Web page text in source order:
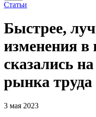
Статьи
Быстрее,
изменения в
сказались
рынка труда
3 мая 2023